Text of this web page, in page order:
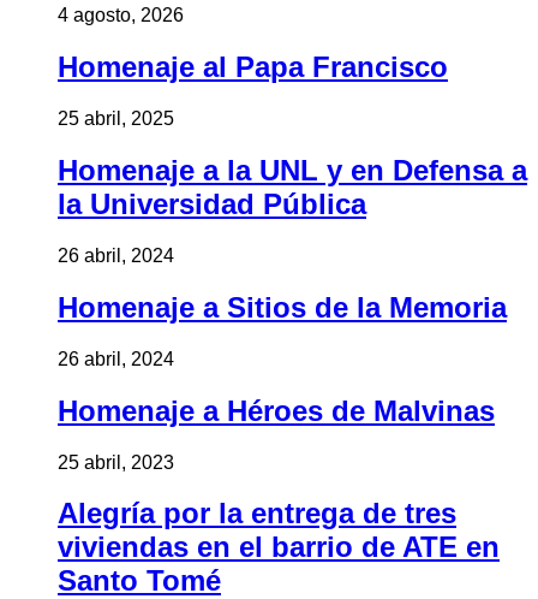
4 agosto, 2026
Homenaje al Papa Francisco
25 abril, 2025
Homenaje a la UNL y en Defensa a
la Universidad Pública
26 abril, 2024
Homenaje a Sitios de la Memoria
26 abril, 2024
Homenaje a Héroes de Malvinas
25 abril, 2023
Alegría por la entrega de tres
viviendas en el barrio de ATE en
Santo Tomé